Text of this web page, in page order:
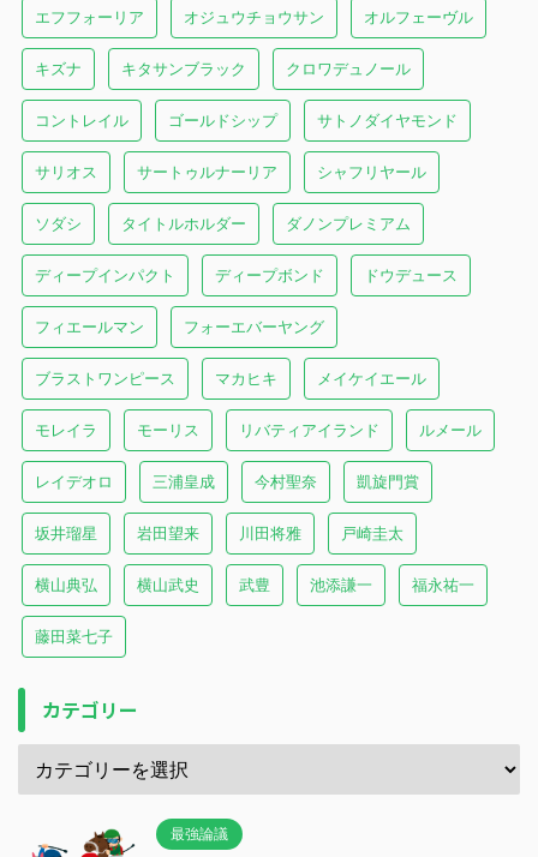
エフフォーリア オジュウチョウサン オルフェーヴル
キズナ キタサンブラック クロワデュノール
コントレイル ゴールドシップ サトノダイヤモンド
サリオス サートゥルナーリア シャフリヤール
ソダシ タイトルホルダー ダノンプレミアム
ディープインパクト ディープボンド ドウデュース
フィエールマン フォーエバーヤング
ブラストワンピース マカヒキ メイケイエール
モレイラ モーリス リバティアイランド ルメール
レイデオロ 三浦皇成 今村聖奈 凱旋門賞
坂井瑠星 岩田望来 川田将雅 戸崎圭太
横山典弘 横山武史 武豊 池添謙一 福永祐一
藤田菜七子
カテゴリー
最強論議